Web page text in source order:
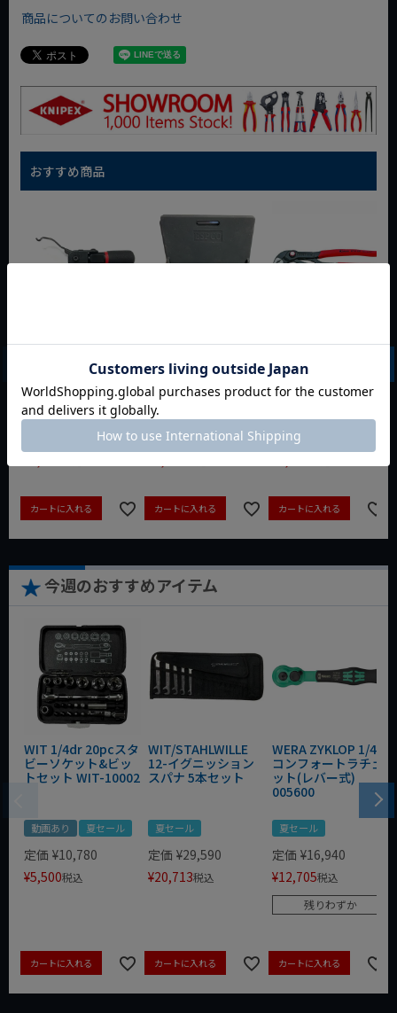
商品についてのお問い合わせ
おすすめ商品
クィックツール CL-
動画あり 夏セール
カートに入れる
ルマット ブラック
動画あり
定価 ¥0
カートに入れる
クイックセット
定価
カートに入れる
今週のおすすめアイテム
WIT 1/4dr 20pcスタ
ビーソケット&ビッ
トセット WIT-10002
動画あり 夏セール
定価 ¥10,780
¥5,500税込
カートに入れる
WIT/STAHLWILLE
12-イグニッション
スパナ 5本セット
夏セール
定価 ¥29,590
¥20,713税込
カートに入れる
WERA ZYKLOP 1/4"
コンフォートラチェ
ット(レバー式)
005600
夏セール
定価 ¥16,940
¥12,705税込
残りわずか
カートに入れる